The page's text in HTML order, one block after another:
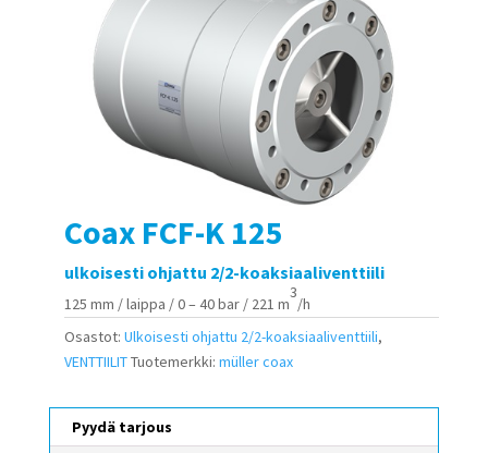
Coax FCF-K 125
ulkoisesti ohjattu 2/2-koaksiaaliventtiili
125 mm / laippa / 0 – 40 bar / 221 m
3
/h
Osastot: Ulkoisesti ohjattu 2/2-koaksiaaliventtiili,
VENTTIILITTuotemerkki: müller coax
Pyydä tarjous